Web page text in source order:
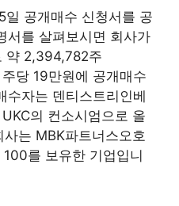
일 공개매수 신청서를 공
서를 살펴보시면 회사가
약 2,394,782주
당 19만원에 공개매수
수자는 덴티스트리인베
의 컨소시엄으로 올
는 MBK파트너스오호
를 보유한 기업입니